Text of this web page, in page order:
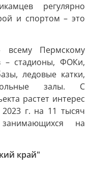
регулярно
и спортом – это
всему Пермскому
– стадионы, ФОКи,
ледовые катки,
залы. С
растет интерес
г. на 11 тысяч
на
край"